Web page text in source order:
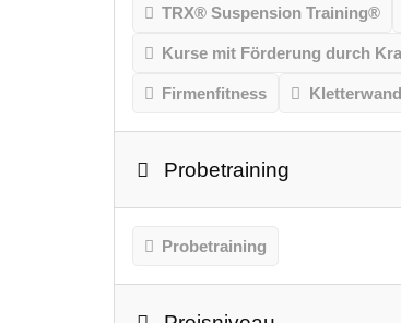
TRX® Suspension Training®
Kurse mit Förderung durch
Firmenfitness Kletterwand
Probetraining
Probetraining